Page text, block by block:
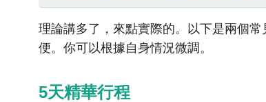
理論講多了，來點實際的。以下是兩個
便。你可以根據自身情況微調。
5天精華行程